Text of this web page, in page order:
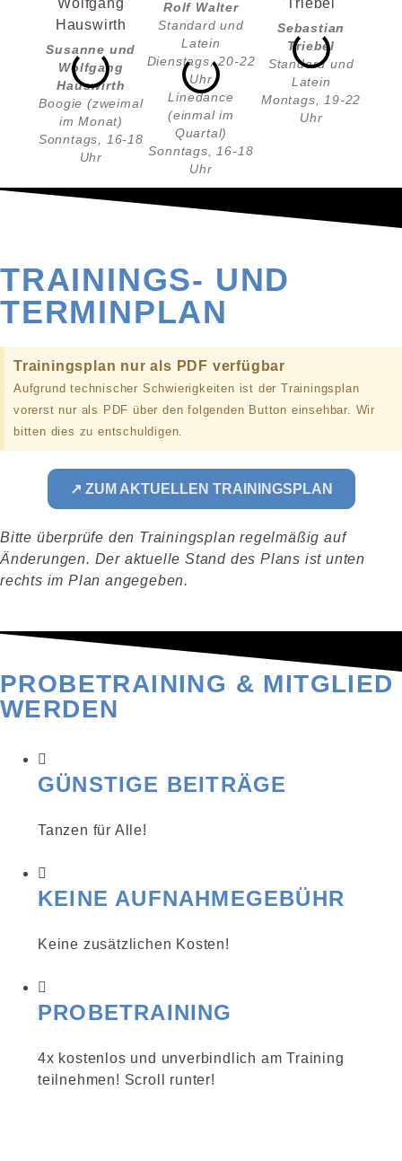
Susanne und
Wolfgang
Hauswirth
Boogie (zweimal
im Monat)
Sonntags, 16-18
Uhr
Rolf Walter
Standard und
Latein
Dienstags, 20-22
Uhr
Linedance
(einmal im
Quartal)
Sonntags, 16-18
Uhr
Sebastian
Triebel
Standard und
Latein
Montags, 19-22
Uhr
TRAININGS- UND
TERMINPLAN
Trainingsplan nur als PDF verfügbar
Aufgrund technischer Schwierigkeiten ist der Trainingsplan
vorerst nur als PDF über den folgenden Button einsehbar. Wir
bitten dies zu entschuldigen.
↗ ZUM AKTUELLEN TRAININGSPLAN
Bitte überprüfe den Trainingsplan regelmäßig auf
Änderungen. Der aktuelle Stand des Plans ist unten
rechts im Plan angegeben.
PROBETRAINING & MITGLIED
WERDEN
GÜNSTIGE BEITRÄGE
Tanzen für Alle!
KEINE AUFNAHMEGEBÜHR
Keine zusätzlichen Kosten!
PROBETRAINING
4x kostenlos und unverbindlich am Training
teilnehmen! Scroll runter!